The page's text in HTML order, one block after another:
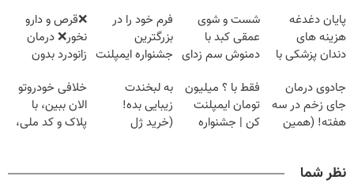
پایان دغدغه
هزینه های
دندان پزشکی با
خانگی
شست و شوی
عمقی کبد با
دمنوش سم زدای
فرم خود را در
بزرگترین
جشنواره ایمپلنت
فقط ۲۵ میلیون
❌قرص‌ و دارو
نخور❌ درمان
زانودرد بدون
جادوی درمان
جای زخم در سه
هفته! (همین
فقط با ؟ میلیون
تومان ایمپلنت
کن | جشنواره
به لبخندت
زیبایی بده!
(خرید ژل
با40%تخفیف)
خلافی خودروتو
الان ببین، با
پلاک و کد ملی،
نظر شما